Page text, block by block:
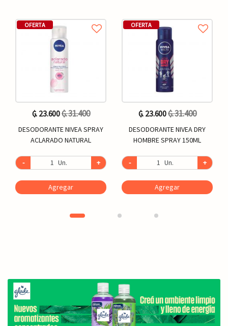
OFERTA
₲. 23.600₲. 31.400
DESODORANTE NIVEA SPRAY
ACLARADO NATURAL
- Un. +
Agregar
OFERTA
₲. 23.600₲. 31.400
DESODORANTE NIVEA DRY
HOMBRE SPRAY 150ML
- Un. +
Agregar